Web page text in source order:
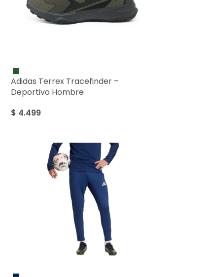
Adidas Terrex Tracefinder –
Deportivo Hombre
$ 4.499